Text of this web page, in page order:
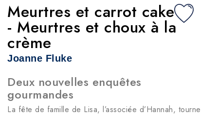
Meurtres et carrot cake
- Meurtres et choux à la
crème
Joanne Fluke
Deux nouvelles enquêtes
gourmandes
La fête de famille de Lisa, l’associée d’Hannah, tourne